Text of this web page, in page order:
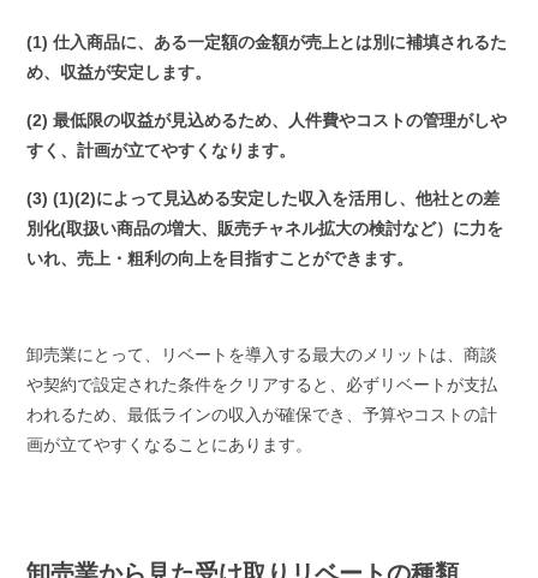
(1) 仕入商品に、ある一定額の金額が売上とは別に補填されるた
め、収益が安定します。
(2) 最低限の収益が見込めるため、人件費やコストの管理がしや
すく、計画が立てやすくなります。
(3) (1)(2)によって見込める安定した収入を活用し、他社との差
別化(取扱い商品の増大、販売チャネル拡大の検討など）に力を
いれ、売上・粗利の向上を目指すことができます。
卸売業にとって、リベートを導入する最大のメリットは、商談
や契約で設定された条件をクリアすると、必ずリベートが支払
われるため、最低ラインの収入が確保でき、予算やコストの計
画が立てやすくなることにあります。